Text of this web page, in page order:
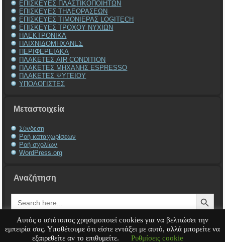
ΕΠΙΣΚΕΥΕΣ ΠΛΑΣΤΙΚΟΠΟΙΗΤΩΝ
ΕΠΙΣΚΕΥΕΣ ΤΗΛΕΟΡΑΣΕΩΝ
ΕΠΙΣΚΕΥΕΣ ΤΙΜΟΝΙΕΡΑΣ LOGITECH
ΕΠΙΣΚΕΥΕΣ ΤΡΟΧΟΥ ΝΥΧΙΩΝ
ΗΛΕΚΤΡΟΝΙΚΑ
ΠΑΙΧΝΙΔΟΜΗΧΑΝΕΣ
ΠΕΡΙΦΕΡΕΙΑΚΑ
ΠΛΑΚΕΤΕΣ AIR CONDITION
ΠΛΑΚΕΤΕΣ ΜΗΧΑΝΗΣ ESPRESSO
ΠΛΑΚΕΤΕΣ ΨΥΓΕΙΟΥ
ΥΠΟΛΟΓΙΣΤΕΣ
Μεταστοιχεία
Σύνδεση
Ροή καταχωρίσεων
Ροή σχολίων
WordPress.org
Αναζήτηση
Search
for:
Search Button
Service Υπολογιστή Service Laptop Service Macbook Service Περιφερειακά
Αυτός ο ιστότοπος χρησιμοποιεί cookies για να βελτιώσει την
εμπειρία σας. Υποθέτουμε ότι είστε εντάξει με αυτό, αλλά μπορείτε να
εξαιρεθείτε αν το επιθυμείτε.
Ρυθμίσεις cookie